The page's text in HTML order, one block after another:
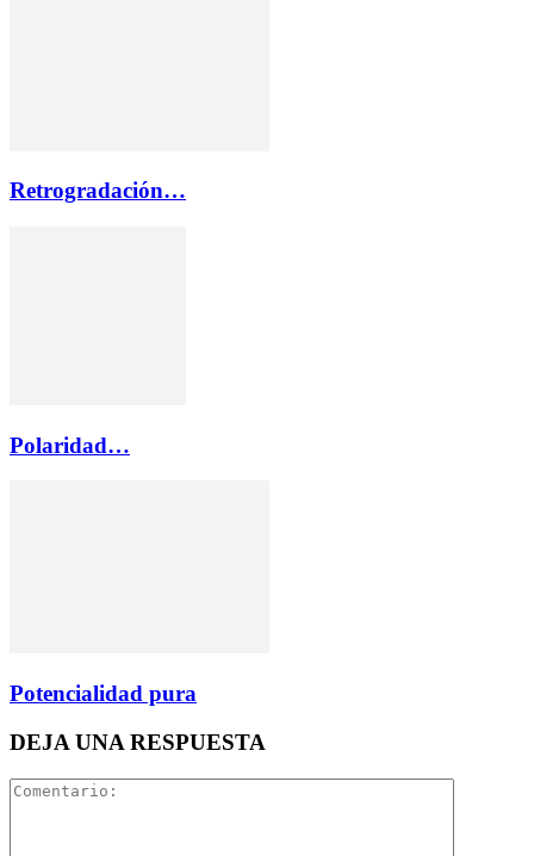
Retrogradación…
Polaridad…
Potencialidad pura
DEJA UNA RESPUESTA